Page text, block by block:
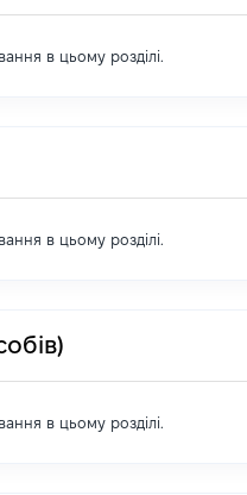
в цьому розділі.
в цьому розділі.
в цьому розділі.